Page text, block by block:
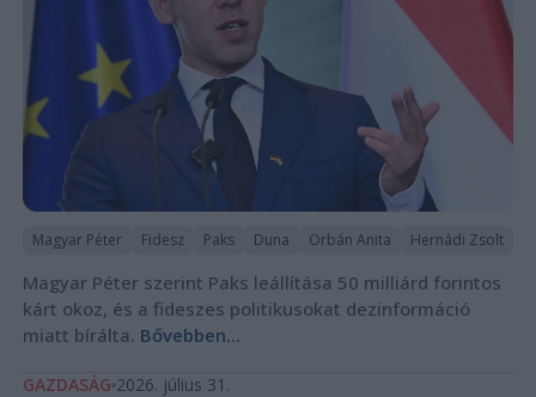
Magyar Péter Fidesz Paks Duna Orbán Anita Hernádi Zsolt
Magyar Péter szerint Paks leállítása 50 milliárd forintos
kárt okoz, és a fideszes politikusokat dezinformáció
miatt bírálta. Bővebben...
GAZDASÁG 2026. július 31.